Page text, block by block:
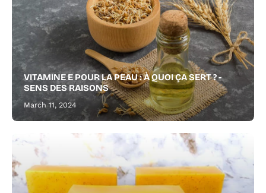
hair
and
a
thicker,
healthier
beard.
VITAMINE E POUR LA PEAU : À QUOI ÇA SERT ? -
SENS DES RAISONS
March 11, 2024